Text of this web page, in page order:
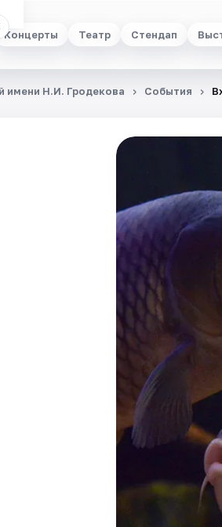
Концерты Театр Стендап
имени Н.И. Гродекова События